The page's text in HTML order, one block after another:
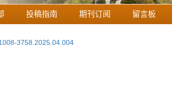
投稿指南 期刊订阅 留言板
3758.2025.04.004